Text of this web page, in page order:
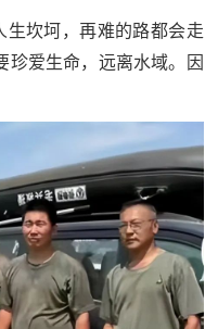
生坎坷，再难的路都会走
珍爱生命，远离水域。因